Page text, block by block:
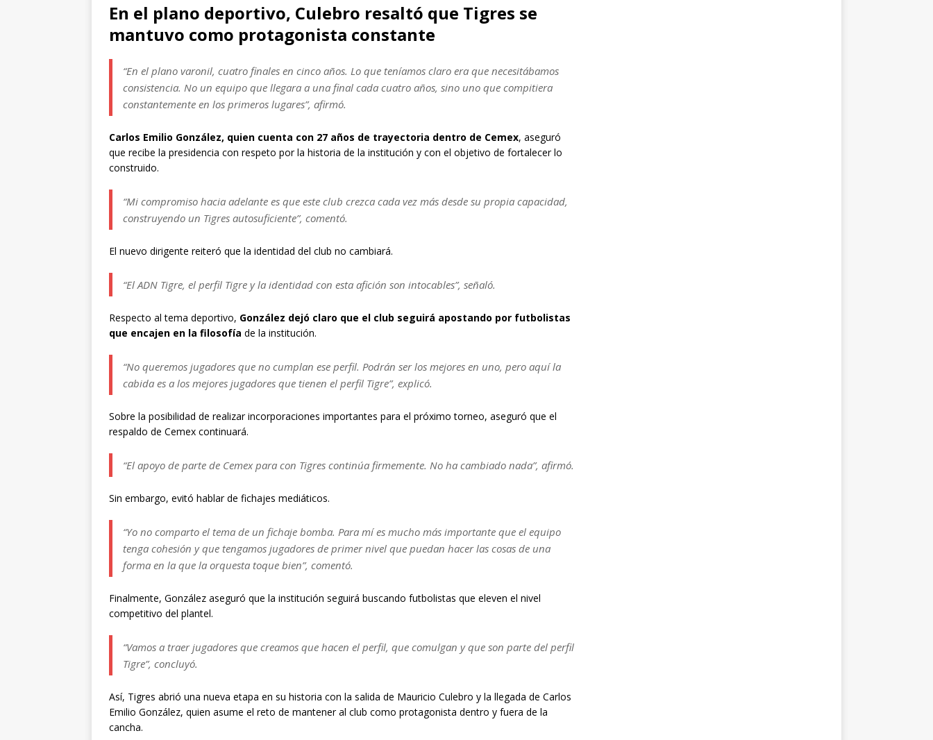
En el plano deportivo, Culebro resaltó que Tigres se
mantuvo como protagonista constante
“En el plano varonil, cuatro finales en cinco años. Lo que teníamos claro era que necesitábamos
consistencia. No un equipo que llegara a una final cada cuatro años, sino uno que compitiera
constantemente en los primeros lugares”, afirmó.
Carlos Emilio González, quien cuenta con 27 años de trayectoria dentro de Cemex, aseguró
que recibe la presidencia con respeto por la historia de la institución y con el objetivo de fortalecer lo
construido.
“Mi compromiso hacia adelante es que este club crezca cada vez más desde su propia capacidad,
construyendo un Tigres autosuficiente”, comentó.
El nuevo dirigente reiteró que la identidad del club no cambiará.
“El ADN Tigre, el perfil Tigre y la identidad con esta afición son intocables”, señaló.
Respecto al tema deportivo, González dejó claro que el club seguirá apostando por futbolistas
que encajen en la filosofía de la institución.
“No queremos jugadores que no cumplan ese perfil. Podrán ser los mejores en uno, pero aquí la
cabida es a los mejores jugadores que tienen el perfil Tigre”, explicó.
Sobre la posibilidad de realizar incorporaciones importantes para el próximo torneo, aseguró que el
respaldo de Cemex continuará.
“El apoyo de parte de Cemex para con Tigres continúa firmemente. No ha cambiado nada”, afirmó.
Sin embargo, evitó hablar de fichajes mediáticos.
“Yo no comparto el tema de un fichaje bomba. Para mí es mucho más importante que el equipo
tenga cohesión y que tengamos jugadores de primer nivel que puedan hacer las cosas de una
forma en la que la orquesta toque bien”, comentó.
Finalmente, González aseguró que la institución seguirá buscando futbolistas que eleven el nivel
competitivo del plantel.
“Vamos a traer jugadores que creamos que hacen el perfil, que comulgan y que son parte del perfil
Tigre”, concluyó.
Así, Tigres abrió una nueva etapa en su historia con la salida de Mauricio Culebro y la llegada de Carlos
Emilio González, quien asume el reto de mantener al club como protagonista dentro y fuera de la
cancha.